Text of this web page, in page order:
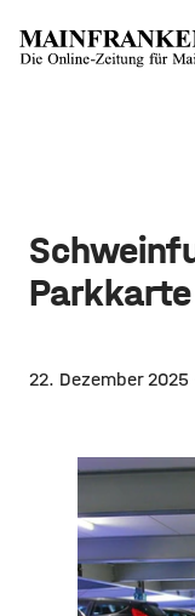
22. Dezember 2025